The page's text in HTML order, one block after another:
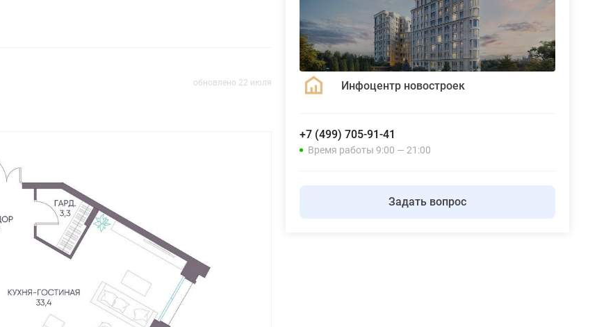
обновлено 22 июля Инфоцентр новостроек
+7 (499) 705-91-41
Время работы 9:00 — 21:00
Задать вопрос